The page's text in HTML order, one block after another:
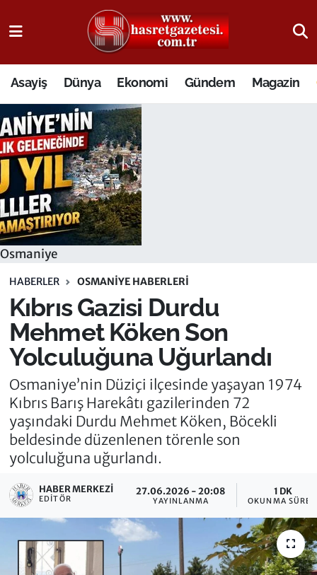
Asayiş Dünya Ekonomi Gündem Magazin
Osmaniye
HABERLER OSMANIYE HABERLERI
Kıbrıs Gazisi Durdu
Mehmet Köken Son
Yolculuğuna Uğurlandı
Osmaniye’nin Düziçi ilçesinde yaşayan 1974
Kıbrıs Barış Harekâtı gazilerinden 72
yaşındaki Durdu Mehmet Köken, Böcekli
beldesinde düzenlenen törenle son
yolculuğuna uğurlandı.
HABER MERKEZI
EDITÖR
27.06.2026 - 20:08
YAYINLANMA
1 DK
OKUNMA
Osmaniye Nöbetçi Eczaneler
Osmaniye Hava Durumu
Osmaniye Trafik Yoğunluk Haritası
Süper Lig Puan Durumu ve Fikstür
Tüm Manşetler
Son Dakika Haberleri